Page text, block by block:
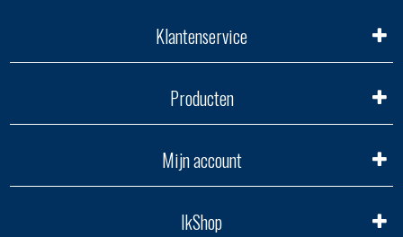
Klantenservice
Producten
Mijn account
IkShop